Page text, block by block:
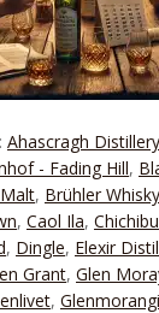
Ahascragh Distillery
- Fading Hill,
, Brühler
, Caol Ila, Chichibu
, Dingle, Elexir
Grant, Glen
,